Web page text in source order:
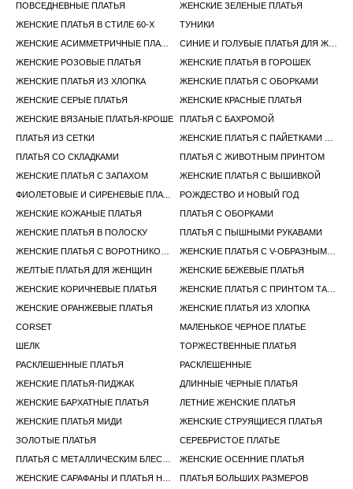
ПОВСЕДНЕВНЫЕ ПЛАТЬЯ
ЖЕНСКИЕ ЗЕЛЕНЫЕ ПЛАТЬЯ
ЖЕНСКИЕ ПЛАТЬЯ В СТИЛЕ 60-Х
ТУНИКИ
ЖЕНСКИЕ АСИММЕТРИЧНЫЕ ПЛАТЬЯ
ЖЕНСКИЕ РОЗОВЫЕ ПЛАТЬЯ
ЖЕНСКИЕ ПЛАТЬЯ В ГОРОШЕК
ЖЕНСКИЕ ПЛАТЬЯ ИЗ ХЛОПКА
ЖЕНСКИЕ ПЛАТЬЯ С ОБОРКАМИ
ЖЕНСКИЕ СЕРЫЕ ПЛАТЬЯ
ЖЕНСКИЕ КРАСНЫЕ ПЛАТЬЯ
ЖЕНСКИЕ ВЯЗАНЫЕ ПЛАТЬЯ-КРОШЕ
ПЛАТЬЯ С БАХРОМОЙ
ПЛАТЬЯ ИЗ СЕТКИ
ПЛАТЬЯ СО СКЛАДКАМИ
ПЛАТЬЯ С ЖИВОТНЫМ ПРИНТОМ
ЖЕНСКИЕ ПЛАТЬЯ С ЗАПАХОМ
ЖЕНСКИЕ ПЛАТЬЯ С ВЫШИВКОЙ
ФИОЛЕТОВЫЕ И СИРЕНЕВЫЕ ПЛАТЬЯ ДЛЯ ЖЕНЩИН
РОЖДЕСТВО И НОВЫЙ ГОД
ЖЕНСКИЕ КОЖАНЫЕ ПЛАТЬЯ
ПЛАТЬЯ С ОБОРКАМИ
ЖЕНСКИЕ ПЛАТЬЯ В ПОЛОСКУ
ПЛАТЬЯ С ПЫШНЫМИ РУКАВАМИ
ЖЕЛТЫЕ ПЛАТЬЯ ДЛЯ ЖЕНЩИН
ЖЕНСКИЕ БЕЖЕВЫЕ ПЛАТЬЯ
ЖЕНСКИЕ КОРИЧНЕВЫЕ ПЛАТЬЯ
ЖЕНСКИЕ ОРАНЖЕВЫЕ ПЛАТЬЯ
ЖЕНСКИЕ ПЛАТЬЯ ИЗ ХЛОПКА
CORSET
МАЛЕНЬКОЕ ЧЕРНОЕ ПЛАТЬЕ
ШЕЛК
ТОРЖЕСТВЕННЫЕ ПЛАТЬЯ
РАСКЛЕШЕННЫЕ ПЛАТЬЯ
РАСКЛЕШЕННЫЕ
ЖЕНСКИЕ ПЛАТЬЯ-ПИДЖАК
ДЛИННЫЕ ЧЕРНЫЕ ПЛАТЬЯ
ЖЕНСКИЕ БАРХАТНЫЕ ПЛАТЬЯ
ЛЕТНИЕ ЖЕНСКИЕ ПЛАТЬЯ
ЖЕНСКИЕ ПЛАТЬЯ МИДИ
ЖЕНСКИЕ СТРУЯЩИЕСЯ ПЛАТЬЯ
ЗОЛОТЫЕ ПЛАТЬЯ
СЕРЕБРИСТОЕ ПЛАТЬЕ
ЖЕНСКИЕ ОСЕННИЕ ПЛАТЬЯ
ПЛАТЬЯ БОЛЬШИХ РАЗМЕРОВ